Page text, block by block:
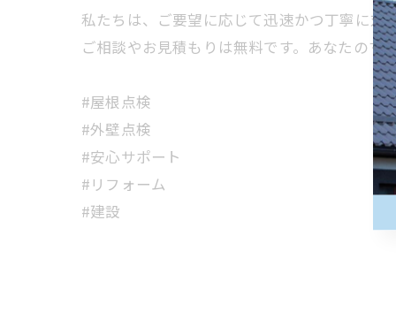
私たちは、ご要望に応じて迅速かつ丁寧に対
ご相談やお見積もりは無料です。あなたのマ
#屋根点検
#外壁点検
#安心サポート
#リフォーム
#建設